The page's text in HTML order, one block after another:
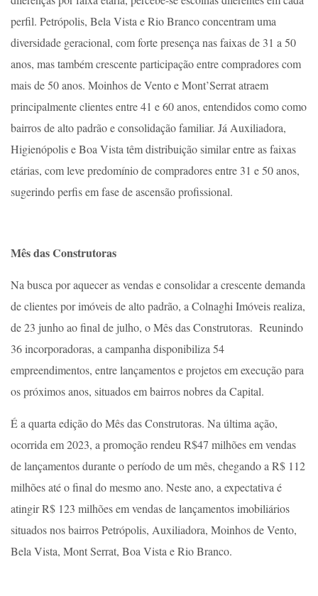
perfil. Petrópolis, Bela Vista e Rio Branco concentram uma
diversidade geracional, com forte presença nas faixas de 31 a 50
anos, mas também crescente participação entre compradores com
mais de 50 anos. Moinhos de Vento e Mont’Serrat atraem
principalmente clientes entre 41 e 60 anos, entendidos como como
bairros de alto padrão e consolidação familiar. Já Auxiliadora,
Higienópolis e Boa Vista têm distribuição similar entre as faixas
etárias, com leve predomínio de compradores entre 31 e 50 anos,
sugerindo perfis em fase de ascensão profissional.
Mês das Construtoras
Na busca por aquecer as vendas e consolidar a crescente demanda
de clientes por imóveis de alto padrão, a Colnaghi Imóveis realiza,
de 23 junho ao final de julho, o Mês das Construtoras. Reunindo
36 incorporadoras, a campanha disponibiliza 54
empreendimentos, entre lançamentos e projetos em execução para
os próximos anos, situados em bairros nobres da Capital.
É a quarta edição do Mês das Construtoras. Na última ação,
ocorrida em 2023, a promoção rendeu R$47 milhões em vendas
de lançamentos durante o período de um mês, chegando a R$ 112
milhões até o final do mesmo ano. Neste ano, a expectativa é
atingir R$ 123 milhões em vendas de lançamentos imobiliários
situados nos bairros Petrópolis, Auxiliadora, Moinhos de Vento,
Bela Vista, Mont Serrat, Boa Vista e Rio Branco.